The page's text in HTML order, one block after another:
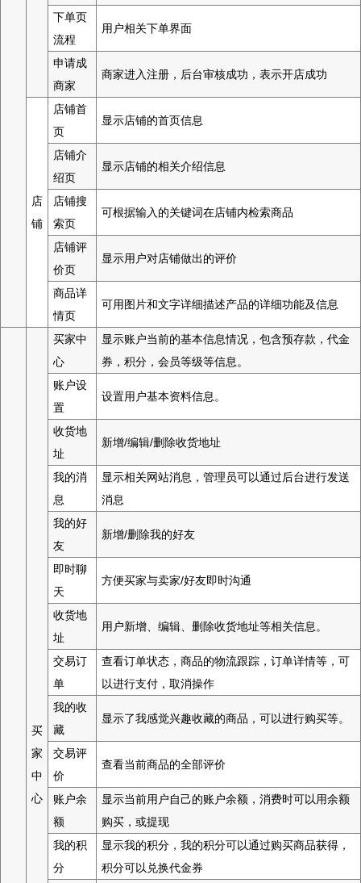
下单页
流程
用户相关下单界面
申请成
商家
商家进入注册，后台审核成功，表示开店成功
店
铺
店铺首
页
显示店铺的首页信息
店铺介
绍页
显示店铺的相关介绍信息
店铺搜
索页
可根据输入的关键词在店铺内检索商品
店铺评
价页
显示用户对店铺做出的评价
商品详
情页
可用图片和文字详细描述产品的详细功能及信息
买
家
中
心
买家中
心
显示账户当前的基本信息情况，包含预存款，代金
券，积分，会员等级等信息。
账户设
置
设置用户基本资料信息。
收货地
址
新增/编辑/删除收货地址
我的消
息
显示相关网站消息，管理员可以通过后台进行发送
消息
我的好
友
新增/删除我的好友
即时聊
天
方便买家与卖家/好友即时沟通
收货地
址
用户新增、编辑、删除收货地址等相关信息。
交易订
单
查看订单状态，商品的物流跟踪，订单详情等，可
以进行支付，取消操作
我的收
藏
显示了我感觉兴趣收藏的商品，可以进行购买等。
交易评
价
查看当前商品的全部评价
账户余
额
显示当前用户自己的账户余额，消费时可以用余额
购买，或提现
我的积
分
显示我的积分，我的积分可以通过购买商品获得，
积分可以兑换代金券